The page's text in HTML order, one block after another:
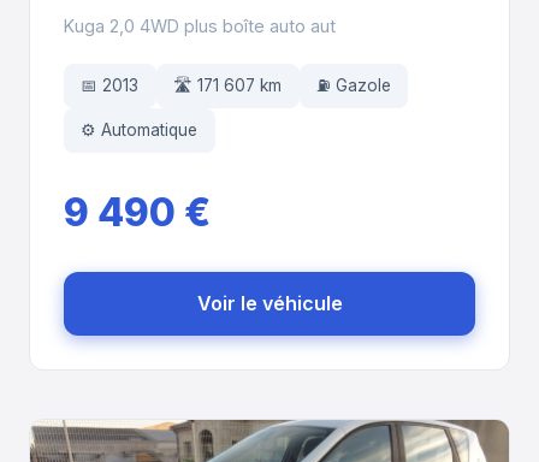
Kuga 2,0 4WD plus boîte auto aut
📅 2013 🛣️ 171 607 km ⛽ Gazole
⚙️ Automatique
9 490 €
Voir le véhicule